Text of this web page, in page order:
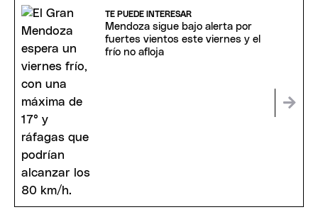
TE PUEDE INTERESAR
Mendoza sigue bajo alerta por
fuertes vientos este viernes y el
frío no afloja